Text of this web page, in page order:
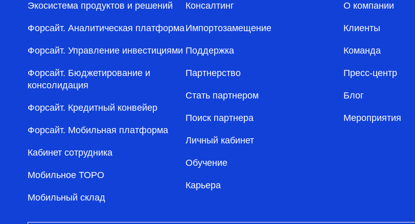
Экосистема продуктов и решений
Форсайт. Аналитическая платформа
Форсайт. Управление инвестициями
Форсайт. Бюджетирование и
консолидация
Форсайт. Кредитный конвейер
Форсайт. Мобильная платформа
Кабинет сотрудника
Мобильное ТОРО
Мобильный склад
Консалтинг
Импортозамещение
Поддержка
Партнерство
Стать партнером
Поиск партнера
Личный кабинет
Обучение
Карьера
О компании
Клиенты
Команда
Пресс-центр
Блог
Мероприятия